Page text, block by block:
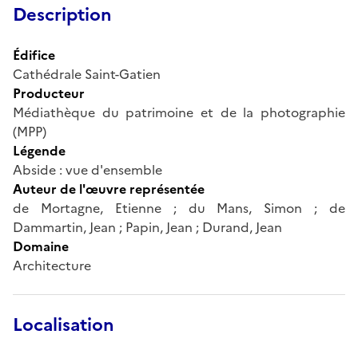
Description
Édifice
Cathédrale Saint-Gatien
Producteur
Médiathèque du patrimoine et de la photographie
(MPP)
Légende
Abside : vue d'ensemble
Auteur de l'œuvre représentée
de Mortagne, Etienne ; du Mans, Simon ; de
Dammartin, Jean ; Papin, Jean ; Durand, Jean
Domaine
Architecture
Localisation